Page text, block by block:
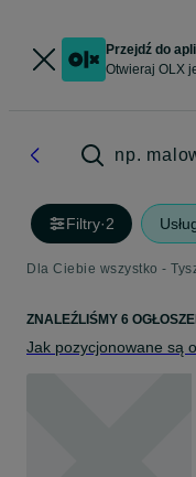
Przejdź do
Otwieraj OLX
np.
Filtry·2
Dla Ciebie wszystko -
ZNALEŹLIŚMY 6
Jak pozycjonowane są